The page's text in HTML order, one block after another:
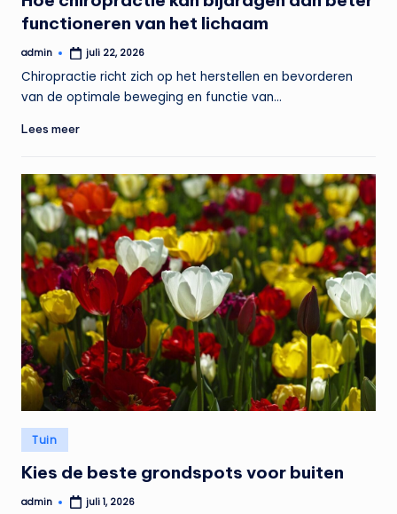
functioneren van het lichaam
Geplaatst
admin juli 22, 2026
Chiropractie richt zich op het herstellen en bevorderen
van de optimale beweging en functie van…
Lees meer
Geplaatst
in
Tuin
Kies de beste grondspots voor buiten
Geplaatst
admin juli 1, 2026